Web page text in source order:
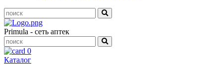
Primula - сеть аптек
0
Каталог